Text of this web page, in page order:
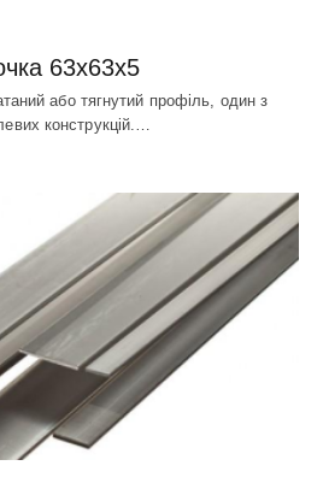
63х63х5
або тягнутий профіль, один з
конструкцій.…